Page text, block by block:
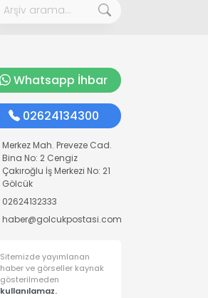
Whatsapp İhbar
02624134300
Merkez Mah. Preveze Cad.
Bina No: 2 Cengiz
Çakıroğlu İş Merkezi No: 21
Gölcük
02624132333
haber@golcukpostasi.com
Sitemizde yayımlanan
haber ve görseller kaynak
gösterilmeden
kullanılamaz.